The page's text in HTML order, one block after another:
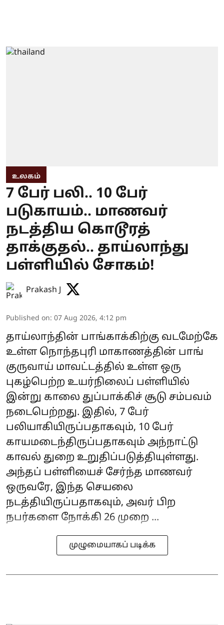
உலகம்
7 பேர் பலி.. 10 பேர்
படுகாயம்.. மாணவர்
நடத்திய கொடூரத்
தாக்குதல்.. தாய்லாந்து
பள்ளியில் சோகம்!
Prakash J
Published on: 07 Aug 2026, 4:12 pm
தாய்லாந்தின் பாங்காக்கிற்கு வடமேற்கே
உள்ள நொந்தபுரி மாகாணத்தின் பாங்
குருவாய் மாவட்டத்தில் உள்ள ஒரு
புகழ்பெற்ற உயர்நிலைப் பள்ளியில்
இன்று காலை துப்பாக்கிச் சூடு சம்பவம்
நடைபெற்றது. இதில், 7 பேர்
பலியாகியிருப்பதாகவும், 10 பேர்
காயமடைந்திருப்பதாகவும் அந்நாட்டு
காவல் துறை உறுதிப்படுத்தியுள்ளது.
அந்தப் பள்ளியைச் சேர்ந்த மாணவர்
ஒருவரே, இந்த செயலை
நடத்தியிருப்பதாகவும், அவர் பிற
நபர்களை நோக்கி 26 முறை ...
முழுமையாகப் படிக்க